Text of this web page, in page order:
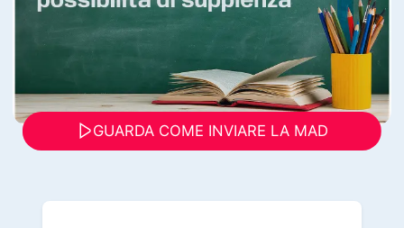
GUARDA COME INVIARE LA MAD